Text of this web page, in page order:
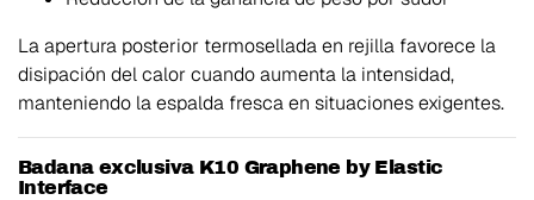
La apertura posterior termosellada en rejilla favorece la
disipación del calor cuando aumenta la intensidad,
manteniendo la espalda fresca en situaciones exigentes.
Badana exclusiva K10 Graphene by Elastic
Interface